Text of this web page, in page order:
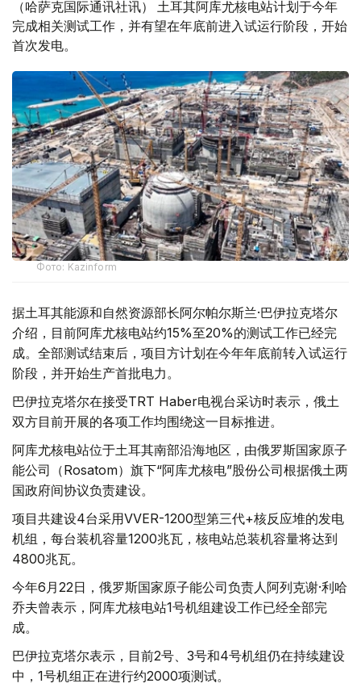
（哈萨克国际通讯社讯） 土耳其阿库尤核电站计划于今年
完成相关测试工作，并有望在年底前进入试运行阶段，开始
首次发电。
Фото: Kazinform
据土耳其能源和自然资源部长阿尔帕尔斯兰·巴伊拉克塔尔
介绍，目前阿库尤核电站约15%至20%的测试工作已经完
成。全部测试结束后，项目方计划在今年年底前转入试运行
阶段，并开始生产首批电力。
巴伊拉克塔尔在接受TRT Haber电视台采访时表示，俄土
双方目前开展的各项工作均围绕这一目标推进。
阿库尤核电站位于土耳其南部沿海地区，由俄罗斯国家原子
能公司（Rosatom）旗下“阿库尤核电”股份公司根据俄土两
国政府间协议负责建设。
项目共建设4台采用VVER-1200型第三代+核反应堆的发电
机组，每台装机容量1200兆瓦，核电站总装机容量将达到
4800兆瓦。
今年6月22日，俄罗斯国家原子能公司负责人阿列克谢·利哈
乔夫曾表示，阿库尤核电站1号机组建设工作已经全部完
成。
巴伊拉克塔尔表示，目前2号、3号和4号机组仍在持续建设
中，1号机组正在进行约2000项测试。